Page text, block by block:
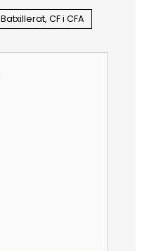
Batxillerat, CF i CFA